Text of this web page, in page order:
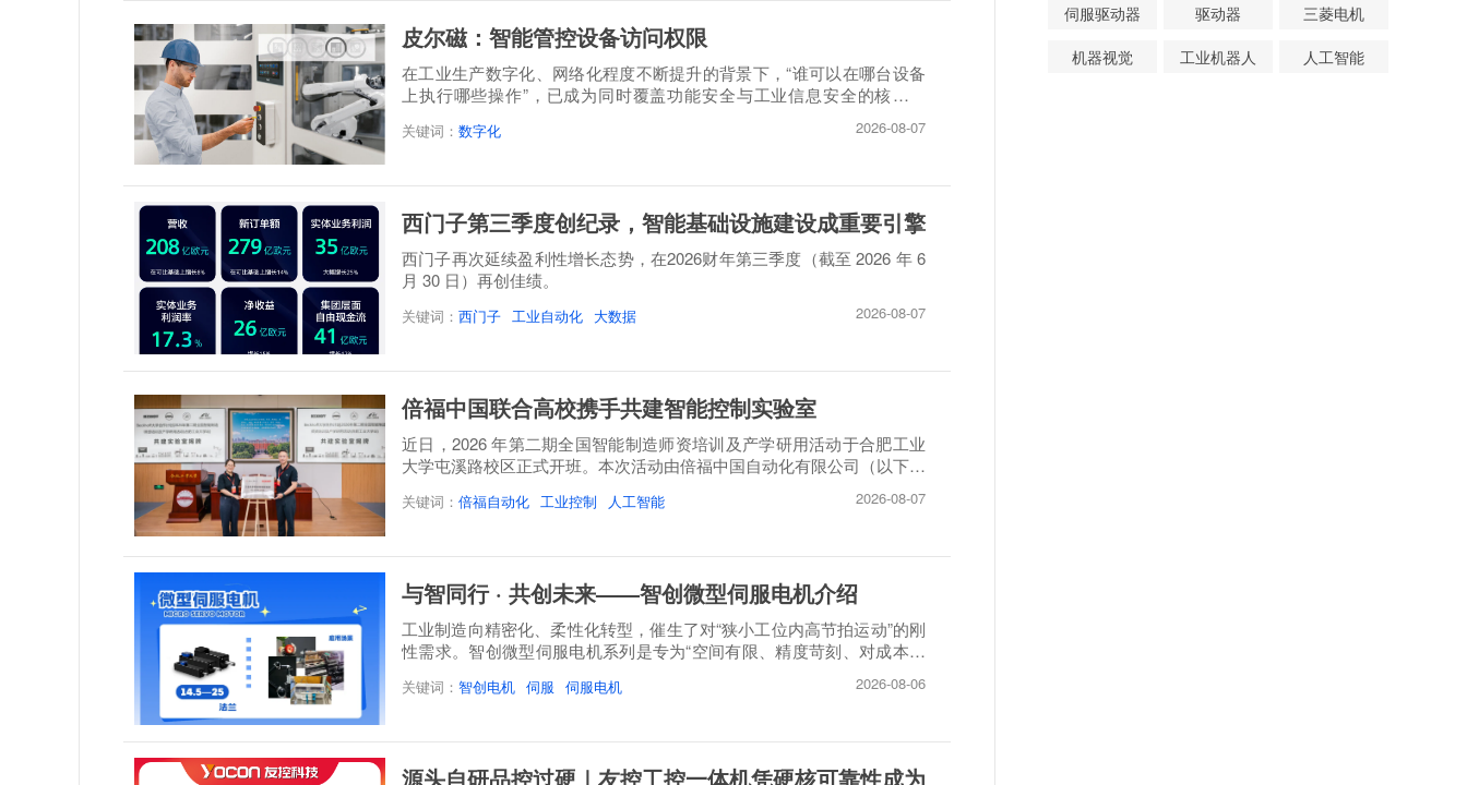
皮尔磁：智能管控设备访问权限
在工业生产数字化、网络化程度不断提升的背景下，“谁可以在哪台设备
上执行哪些操作”，已成为同时覆盖功能安全与工业信息安全的核心问
关键词： 数字化 2026-08-07
西门子第三季度创纪录，智能基础设施建设成重要引擎
西门子再次延续盈利性增长态势，在2026财年第三季度（截至 2026 年 6
月 30 日）再创佳绩。
关键词： 西门子 工业自动化 大数据 2026-08-07
倍福中国联合高校携手共建智能控制实验室
近日，2026 年第二期全国智能制造师资培训及产学研用活动于合肥工业
大学屯溪路校区正式开班。本次活动由倍福中国自动化有限公司（以下简
关键词： 倍福自动化 工业控制 人工智能 2026-08-07
与智同行 · 共创未来——智创微型伺服电机介绍
工业制造向精密化、柔性化转型，催生了对“狭小工位内高节拍运动”的刚
性需求。智创微型伺服电机系列是专为“空间有限、精度苛刻、对成本敏
关键词： 智创电机 伺服 伺服电机 2026-08-06
源头自研品控过硬｜友控工控一体机凭硬核可靠性成为
伺服驱动器
驱动器
三菱电机
机器视觉
工业机器人 人工智能